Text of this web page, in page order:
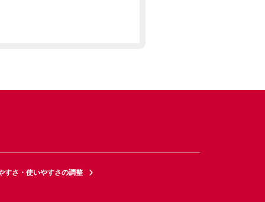
すさ・使いやすさの調整